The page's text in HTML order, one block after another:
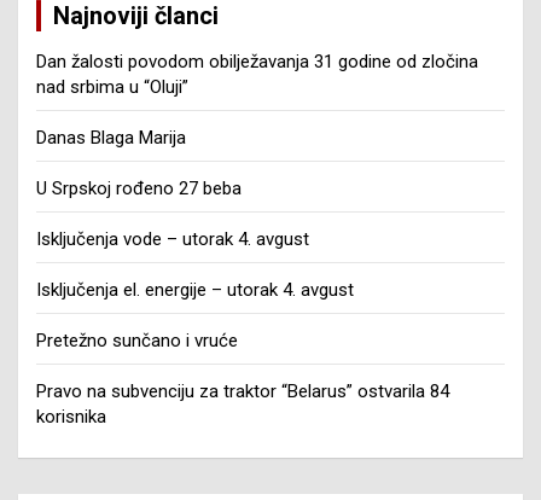
Najnoviji članci
Dan žalosti povodom obilježavanja 31 godine od zločina
nad srbima u “Oluji”
Danas Blaga Marija
U Srpskoj rođeno 27 beba
Isključenja vode – utorak 4. avgust
Isključenja el. energije – utorak 4. avgust
Pretežno sunčano i vruće
Pravo na subvenciju za traktor “Belarus” ostvarila 84
korisnika